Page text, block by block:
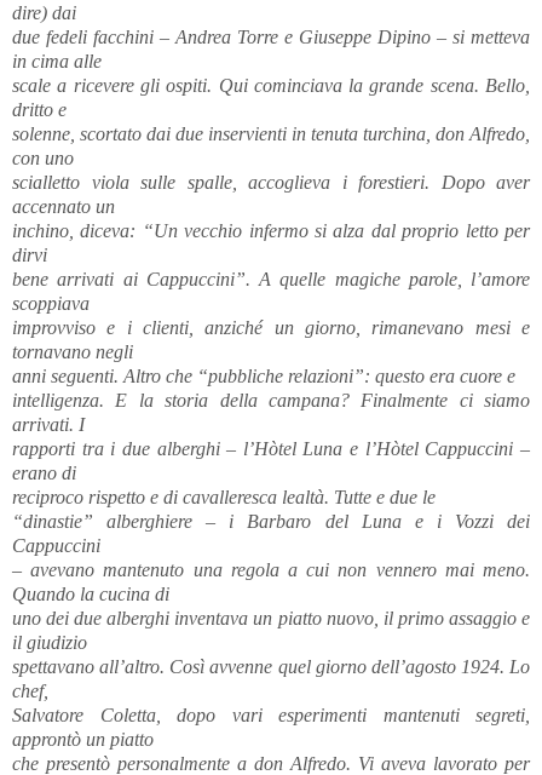
dire) dai
due fedeli facchini – Andrea Torre e Giuseppe Dipino – si metteva
in cima alle
scale a ricevere gli ospiti. Qui cominciava la grande scena. Bello,
dritto e
solenne, scortato dai due inservienti in tenuta turchina, don Alfredo,
con uno
scialletto viola sulle spalle, accoglieva i forestieri. Dopo aver
accennato un
inchino, diceva: “Un vecchio infermo si alza dal proprio letto per
dirvi
bene arrivati ai Cappuccini”. A quelle magiche parole, l’amore
scoppiava
improvviso e i clienti, anziché un giorno, rimanevano mesi e
tornavano negli
anni seguenti. Altro che “pubbliche relazioni”: questo era cuore e
intelligenza. E la storia della campana? Finalmente ci siamo
arrivati. I
rapporti tra i due alberghi – l’Hòtel Luna e l’Hòtel Cappuccini –
erano di
reciproco rispetto e di cavalleresca lealtà. Tutte e due le
“dinastie” alberghiere – i Barbaro del Luna e i Vozzi dei
Cappuccini
– avevano mantenuto una regola a cui non vennero mai meno.
Quando la cucina di
uno dei due alberghi inventava un piatto nuovo, il primo assaggio e
il giudizio
spettavano all’altro. Così avvenne quel giorno dell’agosto 1924. Lo
chef,
Salvatore Coletta, dopo vari esperimenti mantenuti segreti,
approntò un piatto
che presentò personalmente a don Alfredo. Vi aveva lavorato per